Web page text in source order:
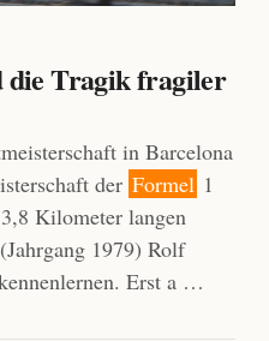
die Tragik fragiler
in Barcelona
der Formel 1
Kilometer langen
1979) Rolf
Erst a …